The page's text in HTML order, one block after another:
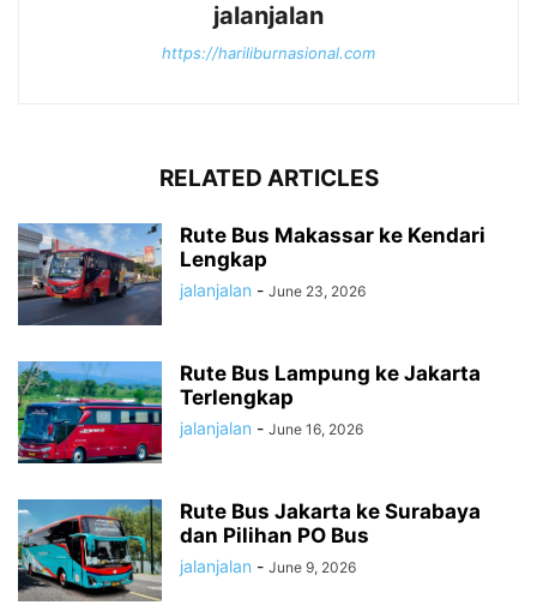
jalanjalan
https://hariliburnasional.com
RELATED ARTICLES
Rute Bus Makassar ke Kendari
Lengkap
jalanjalan - June 23, 2026
Rute Bus Lampung ke Jakarta
Terlengkap
jalanjalan - June 16, 2026
Rute Bus Jakarta ke Surabaya
dan Pilihan PO Bus
jalanjalan - June 9, 2026